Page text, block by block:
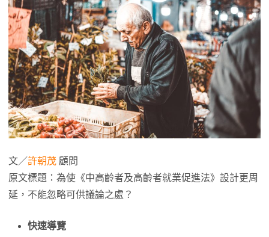
文／許朝茂 顧問
原文標題：為使《中高齡者及高齡者就業促進法》設計更周
延，不能忽略可供議論之處？
快速導覽